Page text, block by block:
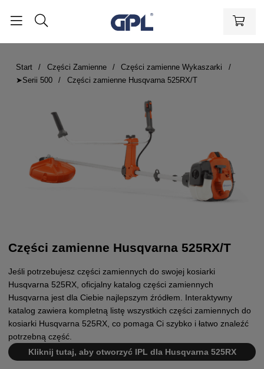
Start Części Zamienne
Części zamienne Wykaszarki
➤Serii 500
Części zamienne Husqvarna 525RX/T
Części zamienne Husqvarna 525RX/T
Jeśli potrzebujesz części zamiennych do swojej kosiarki
Husqvarna 525RX, oficjalny katalog części zamiennych
Husqvarna jest dla Ciebie najlepszym źródłem. Interaktywny
katalog zawiera kompletną listę wszystkich części zamiennych do
kosiarki Husqvarna 525RX, co pomaga Ci szybko i łatwo znaleźć
potrzebną część.
Kliknij tutaj, aby otworzyć IPL dla Husqvarna 525RX